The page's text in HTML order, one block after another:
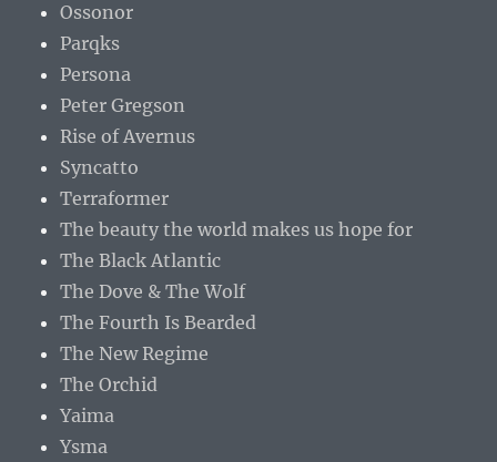
Ossonor
Parqks
Persona
Peter Gregson
Rise of Avernus
Syncatto
Terraformer
The beauty the world makes us hope for
The Black Atlantic
The Dove & The Wolf
The Fourth Is Bearded
The New Regime
The Orchid
Yaima
Ysma